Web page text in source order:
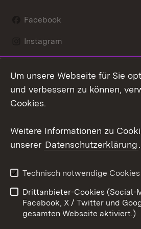
Facebook
Instagram
Mastodon
Youtube
Kontakt
Barrierefreiheit
Impressum
Um unsere Webseite für Sie
und verbessern zu können,
Cookies.
Weitere Informationen zu
unserer Datenschutzerklärung.
Technisch notwendige Cookies
Drittanbieter-Cookies (Social-
Facebook, X / Twitter und
gesamten Webseite aktiviert.)